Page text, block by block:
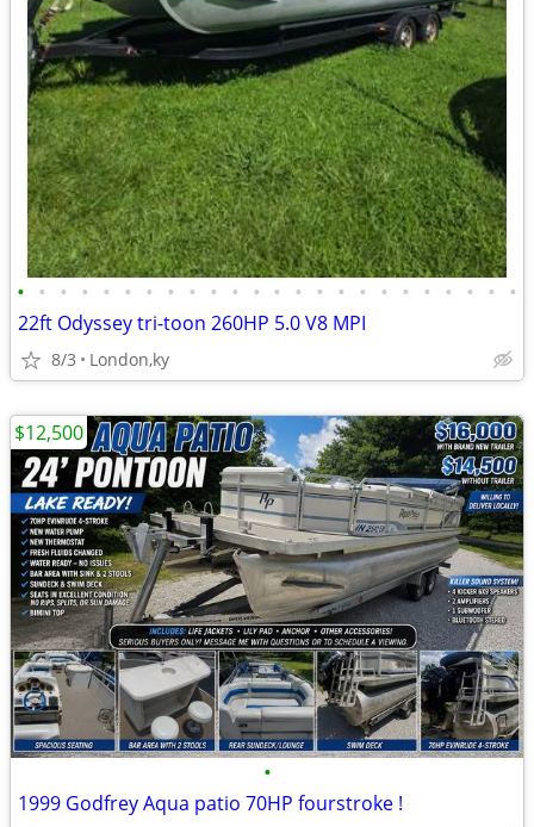
• • • • • • • • • • • • • • • • • • • • • • • •
22ft Odyssey tri-toon 260HP 5.0 V8 MPI
8/3 London,ky
•
1999 Godfrey Aqua patio 70HP fourstroke !
$12,500